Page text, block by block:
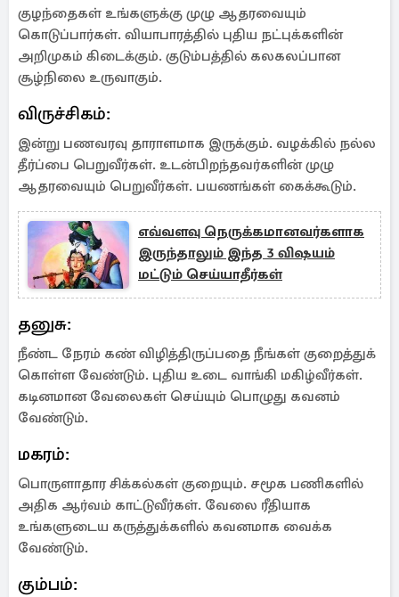
குழந்தைகள் உங்களுக்கு முழு ஆதரவையும்
கொடுப்பார்கள். வியாபாரத்தில் புதிய நட்புக்களின்
அறிமுகம் கிடைக்கும். குடும்பத்தில் கலகலப்பான
சூழ்நிலை உருவாகும்.
விருச்சிகம்:
இன்று பணவரவு தாராளமாக இருக்கும். வழக்கில் நல்ல
தீர்ப்பை பெறுவீர்கள். உடன்பிறந்தவர்களின் முழு
ஆதரவையும் பெறுவீர்கள். பயணங்கள் கைக்கூடும்.
எவ்வளவு நெருக்கமானவர்களாக
இருந்தாலும் இந்த 3 விஷயம்
மட்டும் செய்யாதீர்கள்
தனுசு:
நீண்ட நேரம் கண் விழித்திருப்பதை நீங்கள் குறைத்துக்
கொள்ள வேண்டும். புதிய உடை வாங்கி மகிழ்வீர்கள்.
கடினமான வேலைகள் செய்யும் பொழுது கவனம்
வேண்டும்.
மகரம்:
பொருளாதார சிக்கல்கள் குறையும். சமூக பணிகளில்
அதிக ஆர்வம் காட்டுவீர்கள். வேலை ரீதியாக
உங்களுடைய கருத்துக்களில் கவனமாக வைக்க
வேண்டும்.
கும்பம்: